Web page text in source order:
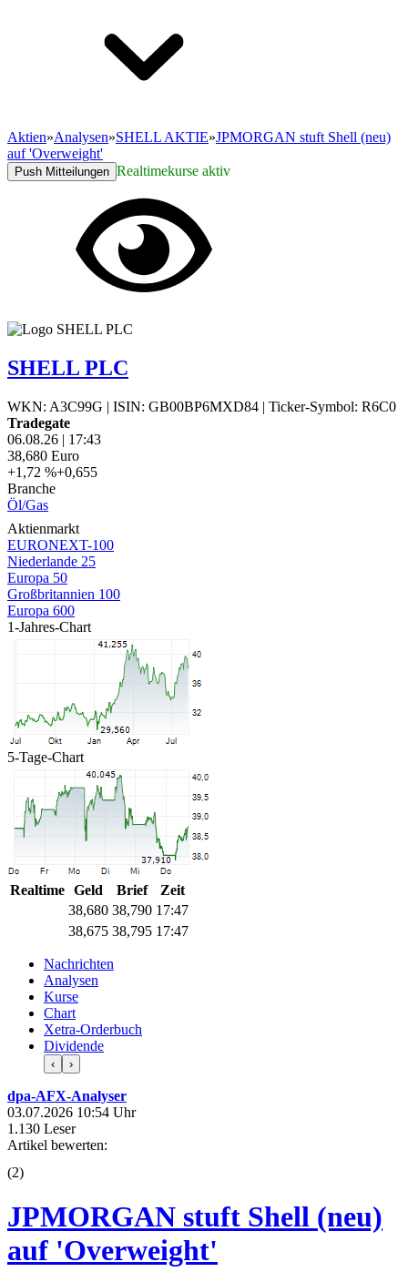
Aktien»Analysen»SHELL AKTIE»JPMORGAN stuft Shell (neu)
auf 'Overweight'
Push Mitteilungen Realtimekurse aktiv
SHELL PLC
WKN: A3C99G | ISIN: GB00BP6MXD84 | Ticker-Symbol: R6C0
Tradegate
06.08.26 | 17:43
38,680 Euro
+1,72 %+0,655
Branche
Öl/Gas
Aktienmarkt
EURONEXT-100
Niederlande 25
Europa 50
Großbritannien 100
Europa 600
1-Jahres-Chart
5-Tage-Chart
Realtime Geld Brief
Zeit
38,680 38,790 17:47
38,675 38,795 17:47
Nachrichten
Analysen
Kurse
Chart
Xetra-Orderbuch
Dividende
‹ ›
dpa-AFX-Analyser
03.07.2026 10:54 Uhr
1.130 Leser
Artikel bewerten:
(2)
JPMORGAN stuft Shell (neu)
auf 'Overweight'